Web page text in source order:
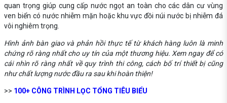
quan trọng giúp cung cấp nước ngọt an toàn cho các dân cư vùng
ven biển có nước nhiễm mặn hoặc khu vực đồi núi nước bị nhiễm đá
vôi nghiêm trọng.
Hình ảnh bàn giao và phản hồi thực tế từ khách hàng luôn là minh
chứng rõ ràng nhất cho uy tín của một thương hiệu. Xem ngay để có
cái nhìn rõ ràng nhất về quy trình thi công, cách bố trí thiết bị cũng
như chất lượng nước đầu ra sau khi hoàn thiện!
>> 100+ CÔNG TRÌNH LỌC TỔNG TIÊU BIỂU